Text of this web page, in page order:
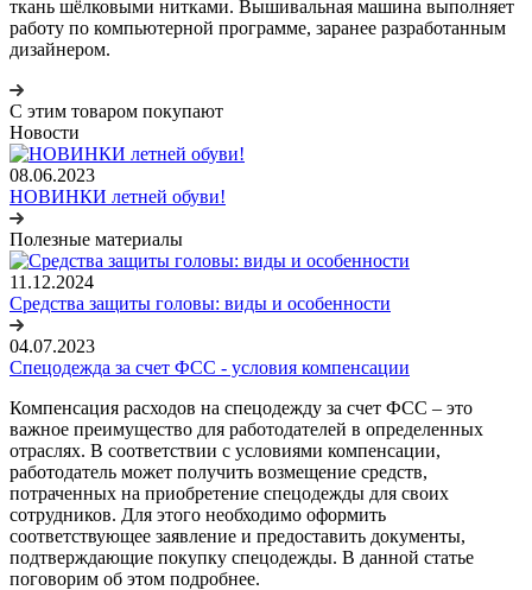
ткань шёлковыми нитками. Вышивальная машина выполняет
работу по компьютерной программе, заранее разработанным
дизайнером.
С этим товаром покупают
Новости
08.06.2023
НОВИНКИ летней обуви!
Полезные материалы
11.12.2024
Средства защиты головы: виды и особенности
04.07.2023
Спецодежда за счет ФСС - условия компенсации
Компенсация расходов на спецодежду за счет ФСС – это
важное преимущество для работодателей в определенных
отраслях. В соответствии с условиями компенсации,
работодатель может получить возмещение средств,
потраченных на приобретение спецодежды для своих
сотрудников. Для этого необходимо оформить
соответствующее заявление и предоставить документы,
подтверждающие покупку спецодежды. В данной статье
поговорим об этом подробнее.